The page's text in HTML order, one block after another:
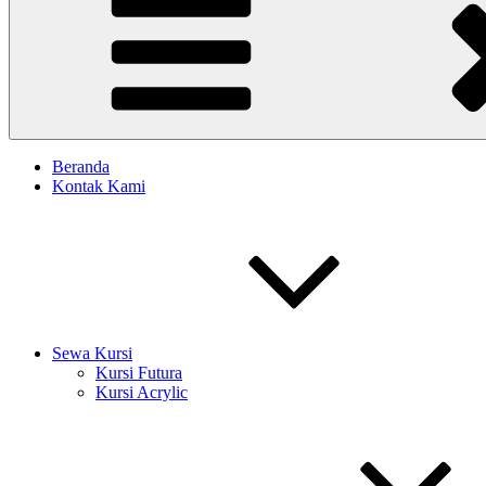
Beranda
Kontak Kami
Sewa Kursi
Kursi Futura
Kursi Acrylic